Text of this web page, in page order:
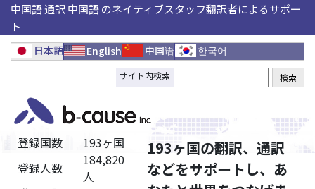
中国語 通訳 中国語 のネイティブスタッフ翻訳者によるサポー
ト